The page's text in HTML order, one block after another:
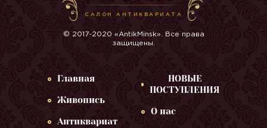
САЛОН АНТИКВАРИАТА
© 2017-2020 «AntikMinsk». Все права
защищены.
Главная
Живопись
Антиквариат
НОВЫЕ
ПОСТУПЛЕНИЯ
О нас